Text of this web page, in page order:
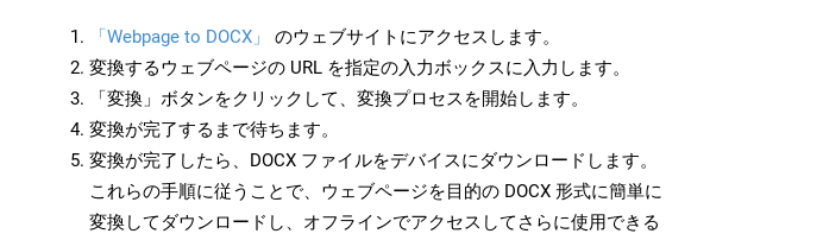
「Webpage to DOCX」
のウェブサイトにアクセスします。
変換するウェブページの URL を指定の入力ボックスに入力します。
「変換」ボタンをクリックして、変換プロセスを開始します。
変換が完了するまで待ちます。
変換が完了したら、DOCX ファイルをデバイスにダウンロードします。
これらの手順に従うことで、ウェブページを目的の DOCX 形式に簡単に
変換してダウンロードし、オフラインでアクセスしてさらに使用できる